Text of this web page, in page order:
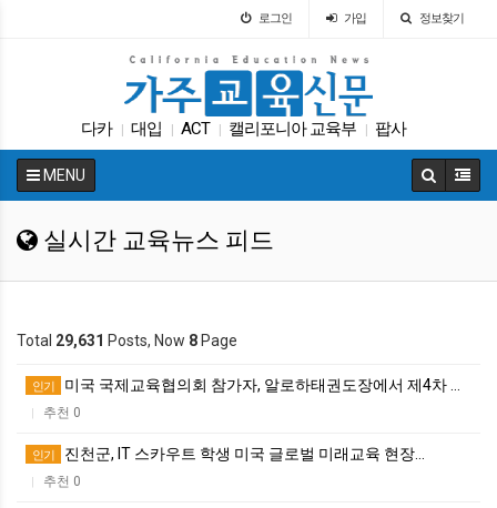
로그인 가입 정보찾기
다카 대입 ACT 캘리포니아 교육부 팝사
| 가주교육신문 학교급식 휴교 봉사활동
MENU
실시간 교육뉴스 피드
Total 29,631 Posts, Now 8 Page
인기 미국 국제교육협의회 참가자, 알로하태권도장에서 제4차 …
| 추천 0
인기 진천군, IT 스카우트 학생 미국 글로벌 미래교육 현장…
| 추천 0